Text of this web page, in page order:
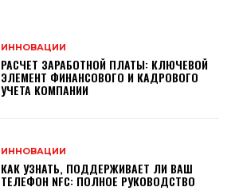
ИННОВАЦИИ
РАСЧЕТ ЗАРАБОТНОЙ ПЛАТЫ: КЛЮЧЕВОЙ
ЭЛЕМЕНТ ФИНАНСОВОГО И КАДРОВОГО
УЧЕТА КОМПАНИИ
ИННОВАЦИИ
КАК УЗНАТЬ, ПОДДЕРЖИВАЕТ ЛИ ВАШ
ТЕЛЕФОН NFC: ПОЛНОЕ РУКОВОДСТВО